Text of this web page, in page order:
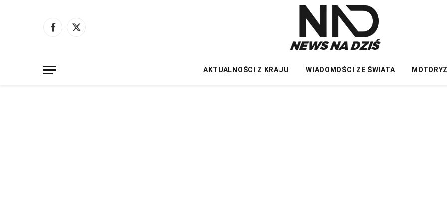
Facebook
X
AKTUALNOŚCI Z KRAJU WIADOMOŚCI ZE ŚWIATA